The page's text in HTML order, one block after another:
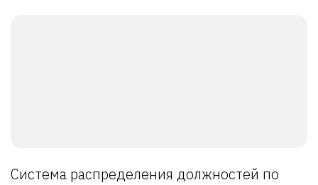
Система распределения должностей по